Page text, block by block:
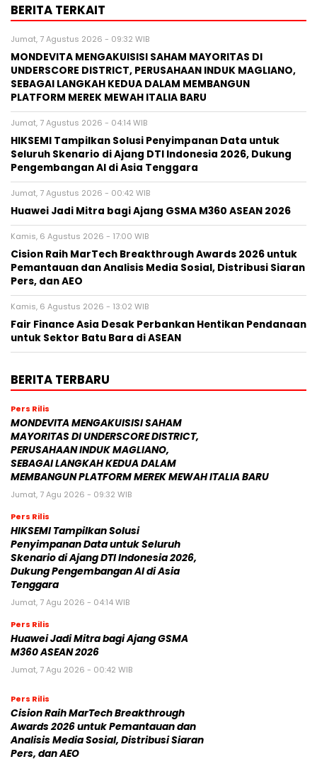
BERITA TERKAIT
Jumat, 7 Agustus 2026 - 09:32 WIB
MONDEVITA MENGAKUISISI SAHAM MAYORITAS DI
UNDERSCORE DISTRICT, PERUSAHAAN INDUK MAGLIANO,
SEBAGAI LANGKAH KEDUA DALAM MEMBANGUN
PLATFORM MEREK MEWAH ITALIA BARU
Jumat, 7 Agustus 2026 - 04:14 WIB
HIKSEMI Tampilkan Solusi Penyimpanan Data untuk
Seluruh Skenario di Ajang DTI Indonesia 2026, Dukung
Pengembangan AI di Asia Tenggara
Jumat, 7 Agustus 2026 - 00:42 WIB
Huawei Jadi Mitra bagi Ajang GSMA M360 ASEAN 2026
Kamis, 6 Agustus 2026 - 17:00 WIB
Cision Raih MarTech Breakthrough Awards 2026 untuk
Pemantauan dan Analisis Media Sosial, Distribusi Siaran
Pers, dan AEO
Kamis, 6 Agustus 2026 - 13:02 WIB
Fair Finance Asia Desak Perbankan Hentikan Pendanaan
untuk Sektor Batu Bara di ASEAN
BERITA TERBARU
Pers Rilis
MONDEVITA MENGAKUISISI SAHAM
MAYORITAS DI UNDERSCORE DISTRICT,
PERUSAHAAN INDUK MAGLIANO,
SEBAGAI LANGKAH KEDUA DALAM
MEMBANGUN PLATFORM MEREK MEWAH ITALIA BARU
Jumat, 7 Agu 2026 - 09:32 WIB
Pers Rilis
HIKSEMI Tampilkan Solusi
Penyimpanan Data untuk Seluruh
Skenario di Ajang DTI Indonesia 2026,
Dukung Pengembangan AI di Asia
Tenggara
Jumat, 7 Agu 2026 - 04:14 WIB
Pers Rilis
Huawei Jadi Mitra bagi Ajang GSMA
M360 ASEAN 2026
Jumat, 7 Agu 2026 - 00:42 WIB
Pers Rilis
Cision Raih MarTech Breakthrough
Awards 2026 untuk Pemantauan dan
Analisis Media Sosial, Distribusi Siaran
Pers, dan AEO